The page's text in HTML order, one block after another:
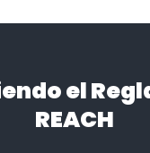
el
REACH